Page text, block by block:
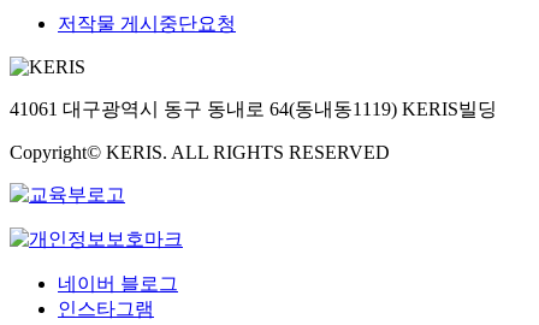
저작물 게시중단요청
41061 대구광역시 동구 동내로 64(동내동1119) KERIS빌딩
Copyright© KERIS. ALL RIGHTS RESERVED
네이버 블로그
인스타그램